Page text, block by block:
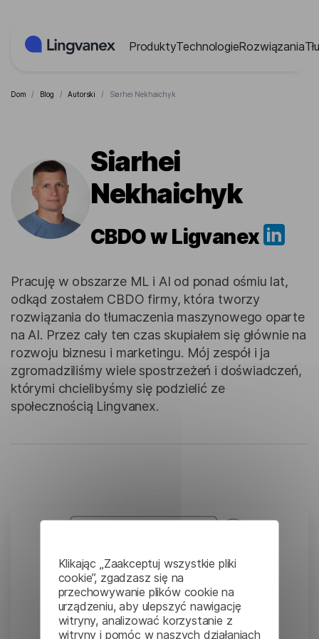
Klikając „Zaakceptuj wszystkie pliki
cookie”, zgadzasz się na
przechowywanie plików cookie na
urządzeniu, aby ulepszyć nawigację
witryny, analizować korzystanie z
witryny i pomóc w naszych działaniach
ProduktyTechnologieRozwiązania
Dom / Blog / Autorski / Siarhei Nekhaichyk
Siarhei
Nekhaichyk
CBDO w Ligvanex
Pracuję w obszarze ML i AI od ponad ośmiu lat,
odkąd zostałem CBDO firmy, która tworzy
rozwiązania do tłumaczenia maszynowego oparte
na AI. Przez cały ten czas skupiałem się głównie na
rozwoju biznesu i marketingu. Mój zespół i ja
zgromadziliśmy wiele spostrzeżeń i doświadczeń,
którymi chcielibyśmy się podzielić ze
społecznością Lingvanex.